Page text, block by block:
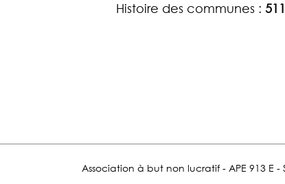
Histoire des communes : 511
Association à but non lucratif - APE 913 E -